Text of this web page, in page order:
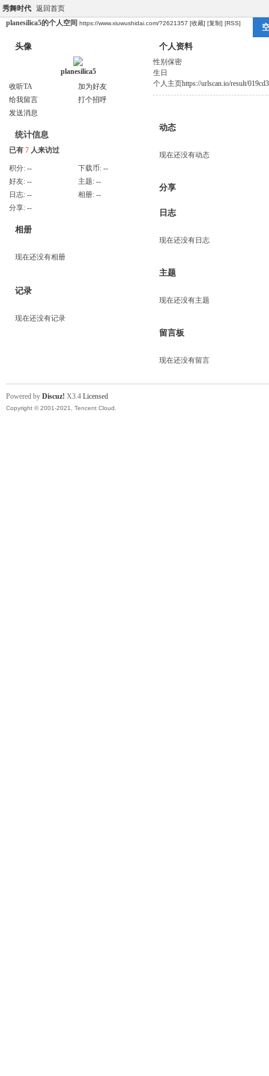
秀舞时代 返回首页
planesilica5的个人空间 https://www.xiuwushidai.com/?2621357 [收藏] [复制] [RSS]
头像
planesilica5
收听TA
加为好友
给我留言
打个招呼
发送消息
统计信息
已有 7 人来访过
积分: -- 下载币: --
好友: -- 主题: --
日志: -- 相册: --
分享: --
相册
现在还没有相册
记录
现在还没有记录
个人资料
性别 保密
生日
个人主页https://urlscan.io/result/
动态
现在还没有动态
分享
日志
现在还没有日志
主题
现在还没有主题
留言板
现在还没有留言
Powered by Discuz! X3.4 Licensed
Copyright © 2001-2021, Tencent Cloud.